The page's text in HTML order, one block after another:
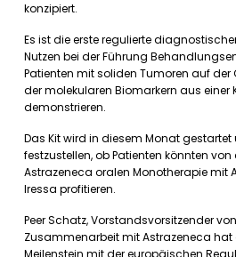
konzipiert.
Es ist die erste regulierte
Nutzen bei der Führung
Patienten mit soliden Tumoren auf
der molekularen Biomarkern aus einer
demonstrieren.
Das Kit wird in diesem Monat
festzustellen, ob Patienten könnten
Astrazeneca oralen Monotherapie mit
Iressa profitieren.
Peer Schatz, Vorstandsvorsitzender
Zusammenarbeit mit Astrazeneca hat
Meilenstein mit der europäischen